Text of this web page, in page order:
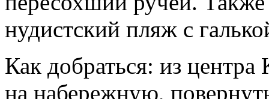
нудистский пляж с
Как добраться: из
на набережную,